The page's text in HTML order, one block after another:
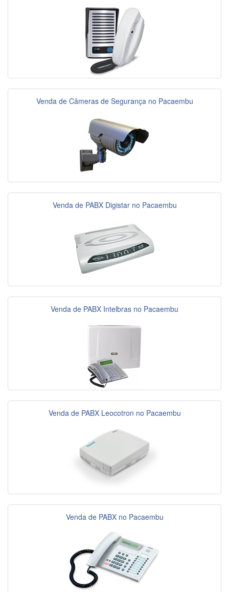
Venda de Câmeras de Segurança no Pacaembu
Venda de PABX Digistar no Pacaembu
Venda de PABX Intelbras no Pacaembu
Venda de PABX Leocotron no Pacaembu
Venda de PABX no Pacaembu